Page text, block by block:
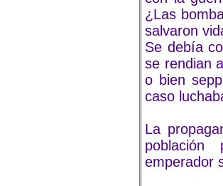
¿Las
salvaron
Se debía
se rendian
o bien
caso
La
emperador